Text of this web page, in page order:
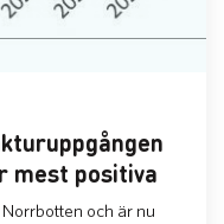
mest positiva
och är nu